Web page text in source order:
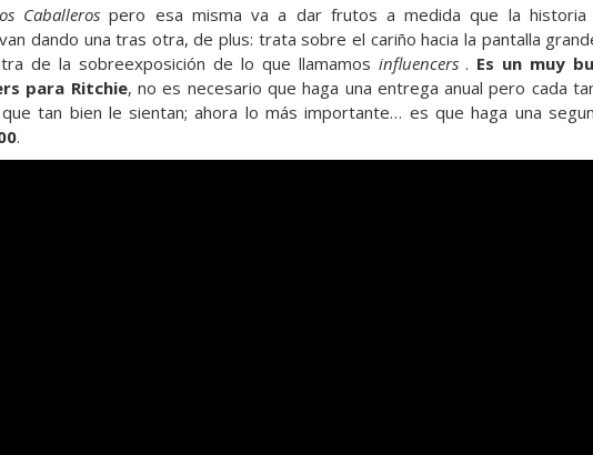
Caballeros pero esa misma va a dar frutos a medida que la historia
dando una tras otra, de plus: trata sobre el cariño hacia la pantalla
de la sobreexposición de lo que llamamos influencers. Es un muy
para Ritchie, no es necesario que haga una entrega anual pero cada
tan bien le sientan; ahora lo más importante… es que haga una
.